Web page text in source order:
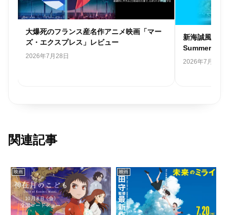
大爆死のフランス産名作アニメ映画「マー
ズ・エクスプレス」レビュー
2026年7月28日
新海誠風韓国
Summer あの
2026年7月26日
関連記事
映画 映画